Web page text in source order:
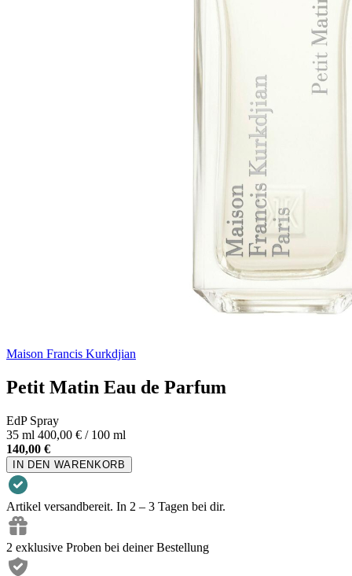
Maison Francis Kurkdjian
Petit Matin Eau de Parfum
EdP Spray
35 ml 400,00 € / 100 ml
140,00 €
IN DEN WARENKORB
Artikel versandbereit. In 2 – 3 Tagen bei dir.
2 exklusive Proben bei deiner Bestellung